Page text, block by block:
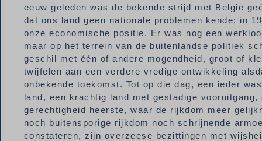
eeuw geleden was de bekende strijd met België
dat ons land geen nationale problemen kende; in
onze economische positie. Er was nog een
maar op het terrein van de buitenlandse politiek
geschil met één of andere mogendheid, groot of
twijfelen aan een verdere vredige ontwikkeling
onbekende toekomst. Tot op die dag, een ieder
land, een krachtig land met gestadige
gerechtigheid heerste, waar de rijkdom meer
noch buitensporige rijkdom noch schrijnende
constateren, zijn overzeese bezittingen met